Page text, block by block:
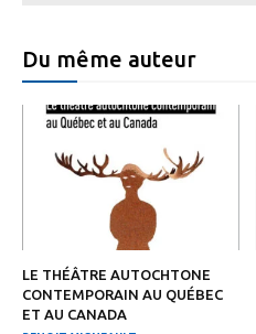
Du même auteur
LE THÉÂTRE AUTOCHTONE
CONTEMPORAIN AU QUÉBEC
ET AU CANADA